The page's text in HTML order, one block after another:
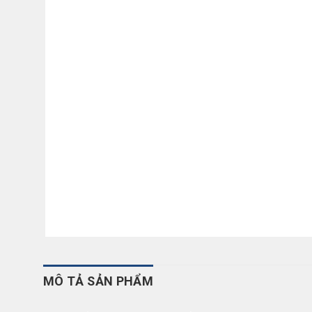
MÔ TẢ SẢN PHẨM